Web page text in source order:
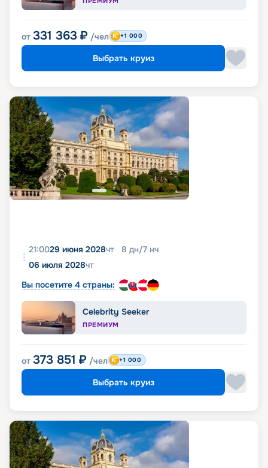
от 331 363 ₽ /чел +1 000
Выбрать круиз
21:0029 июня 2028чт 8 дн/7 нч
06 июля 2028чт
Вы посетите 4 страны:
Celebrity Seeker
ПРЕМИУМ
от 373 851 ₽ /чел +1 000
Выбрать круиз